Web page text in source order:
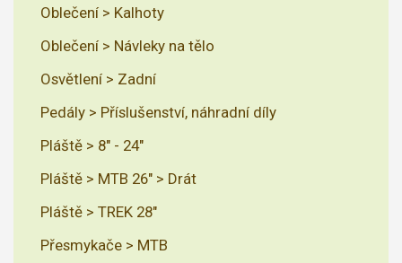
Oblečení > Kalhoty
Oblečení > Návleky na tělo
Osvětlení > Zadní
Pedály > Příslušenství, náhradní díly
Pláště > 8" - 24"
Pláště > MTB 26" > Drát
Pláště > TREK 28"
Přesmykače > MTB